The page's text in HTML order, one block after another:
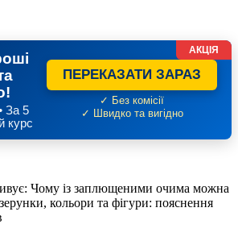
За 5
курс
ПЕРЕКАЗАТИ ЗАРАЗ
✓ Без комісії
✓ Швидко та вигідно
АКЦІЯ
Чому із заплющеними очима можна
кольори та фігури: пояснення